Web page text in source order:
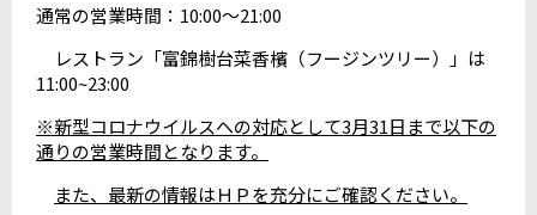
通常の営業時間：10:00～21:00
レストラン「富錦樹台菜香檳（フージンツリー）」は
11:00~23:00
※新型コロナウイルスへの対応として3月31日まで以下の
通りの営業時間となります。
また、最新の情報はＨＰを充分にご確認ください。